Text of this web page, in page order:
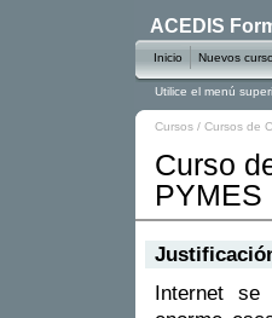
Cursos / Cursos de
Curso
PYMES
Internet
ACEDIS
Inicio Nuevos
Utilice el menú